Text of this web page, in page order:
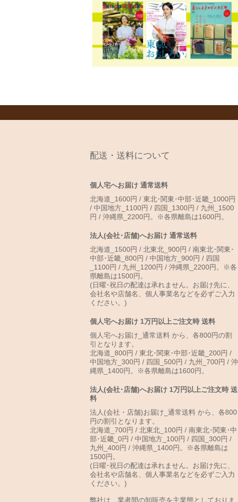
配送・送料について
個人宅へお届け 通常送料
北海道_1600円 / 東北･関東･中部･近畿_1000円
/ 中国地方_1100円 / 四国_1300円 / 九州_1500
円 / 沖縄県_2200円。※各県離島は1600円。
法人(会社･店舗)へお届け 通常送料
北海道_1500円 / 北東北_900円 / 南東北･関東･
中部･近畿_800円 / 中国地方_900円 / 四国
_1100円 / 九州_1200円 / 沖縄県_2200円。※各
県離島は1500円。
(日曜･祝日の配達は承れません。お届け先に、
会社名や店舗名、個人事業名などを必ずご入力
ください。)
個人宅へお届け 1万円以上ご注文時 送料
個人宅へお届け_通常送料 から、各800円の割
引となります。
北海道_800円 / 東北･関東･中部･近畿_200円 /
中国地方_300円 / 四国_500円 / 九州_700円 / 沖
縄県_1400円。※各県離島は1600円。
法人(会社･店舗)へお届け 1万円以上ご注文時 送
料
法人(会社・店舗)お届け_通常送料 から、各800
円の割引となります。
北海道_700円 / 北東北_100円 / 南東北･関東･中
部･近畿_0円 / 中国地方_100円 / 四国_300円 /
九州_400円 / 沖縄県_1400円。※各県離島は
1500円。
(日曜･祝日の配達は承れません。お届け先に、
会社名や店舗名、個人事業名などを必ずご入力
ください。)
弊社は、業者間の卸販売を主業態としておりま